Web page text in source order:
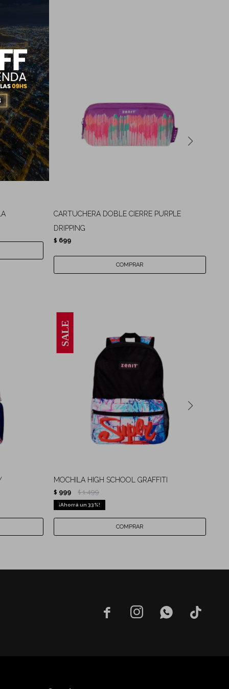
CARTUCHERA DOBLE CIERRE PURPLE
DRIPPING
$ 699
MOCHILA HIGH SCHOOL GRAFFITI
$ 999 $ 1.499
33
   